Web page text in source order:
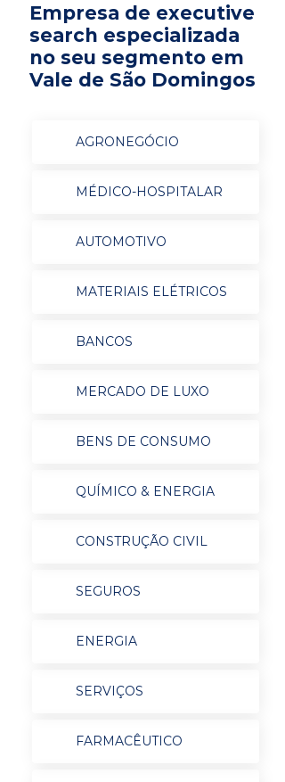
Empresa de executive
search especializada
no seu segmento em
Vale de São Domingos
AGRONEGÓCIO
MÉDICO-HOSPITALAR
AUTOMOTIVO
MATERIAIS ELÉTRICOS
BANCOS
MERCADO DE LUXO
BENS DE CONSUMO
QUÍMICO & ENERGIA
CONSTRUÇÃO CIVIL
SEGUROS
ENERGIA
SERVIÇOS
FARMACÊUTICO